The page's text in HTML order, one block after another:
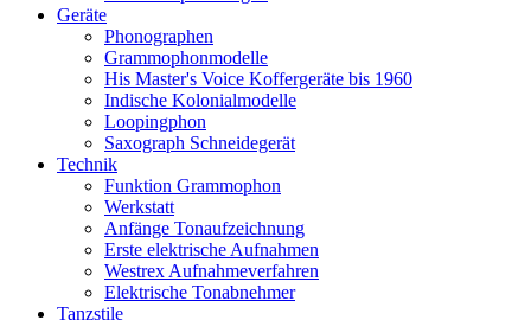
Geräte
Phonographen
Grammophonmodelle
His Master's Voice Koffergeräte bis 1960
Indische Kolonialmodelle
Loopingphon
Saxograph Schneidegerät
Technik
Funktion Grammophon
Werkstatt
Anfänge Tonaufzeichnung
Erste elektrische Aufnahmen
Westrex Aufnahmeverfahren
Elektrische Tonabnehmer
Tanzstile